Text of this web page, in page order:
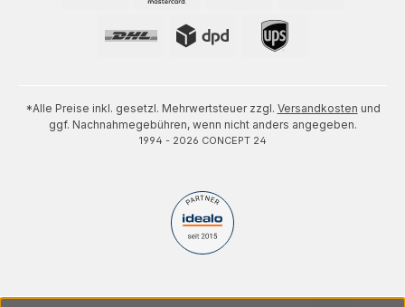
*Alle Preise inkl. gesetzl. Mehrwertsteuer zzgl. Versandkosten und
ggf. Nachnahmegebühren, wenn nicht anders angegeben.
1994 - 2026 CONCEPT 24